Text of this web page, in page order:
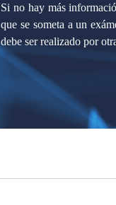
Si no hay más
que se someta a un
debe ser realizado por